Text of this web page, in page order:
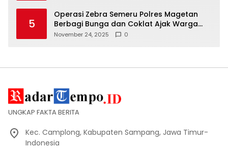
5
Operasi Zebra Semeru Polres Magetan
Berbagi Bunga dan Coklat Ajak Warga
Tertib Lalin
November 24, 2025 0
UNGKAP FAKTA BERITA
Kec. Camplong, Kabupaten Sampang, Jawa Timur-
Indonesia